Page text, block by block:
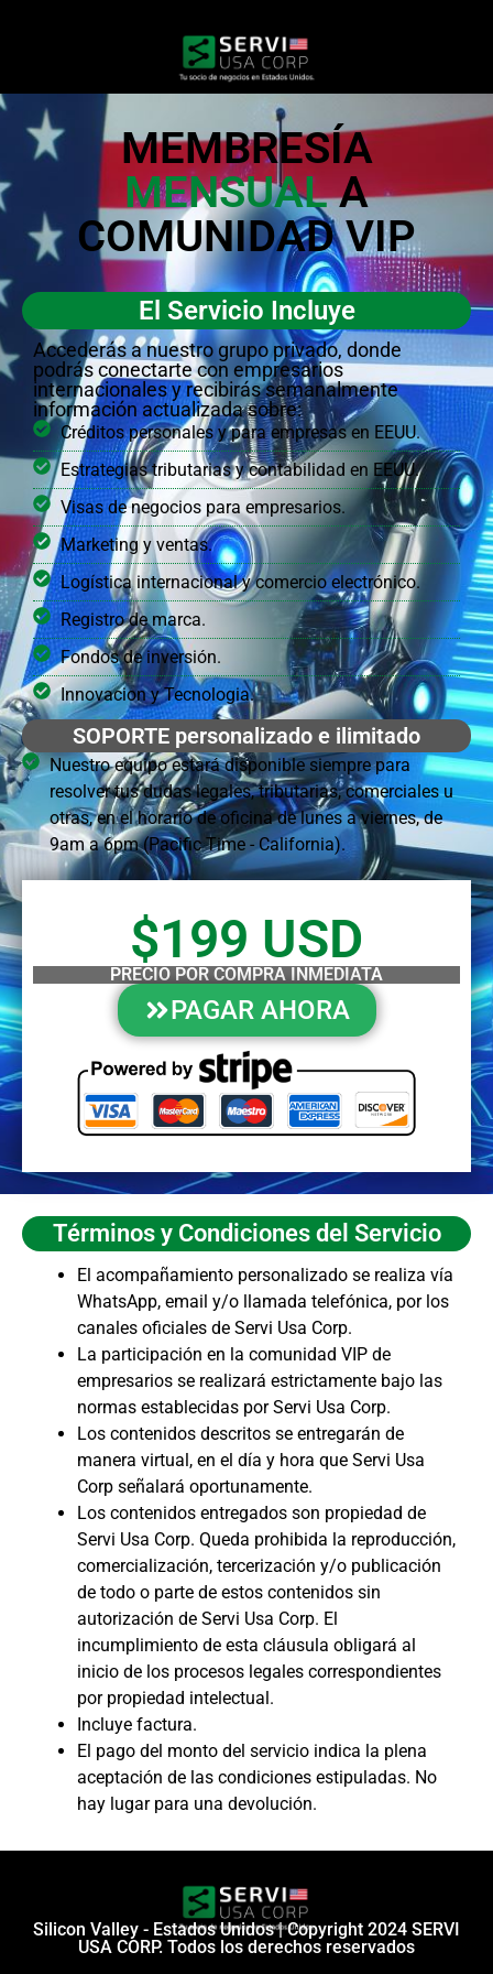
MEMBRESÍA
MENSUALA
COMUNIDAD VIP
El Servicio Incluye
Accederás a nuestro grupo privado, donde
podrás conectarte con empresarios
internacionales y recibirás semanalmente
información actualizada sobre:
Créditos personales y para empresas en EEUU.
Estrategias tributarias y contabilidad en EEUU.
Visas de negocios para empresarios.
Marketing y ventas.
Logística internacional y comercio electrónico.
Registro de marca.
Fondos de inversión.
Innovacion y Tecnologia.
SOPORTE personalizado e ilimitado
Nuestro equipo estará disponible siempre para
resolver tus dudas legales, tributarias, comerciales u
otras, en el horario de oficina de lunes a viernes, de
9am a 6pm (Pacific Time - California).
$199 USD
PRECIO POR COMPRA INMEDIATA
PAGAR AHORA
Términos y Condiciones del Servicio
El acompañamiento personalizado se realiza vía
WhatsApp, email y/o llamada telefónica, por los
canales oficiales de Servi Usa Corp.
La participación en la comunidad VIP de
empresarios se realizará estrictamente bajo las
normas establecidas por Servi Usa Corp.
Los contenidos descritos se entregarán de
manera virtual, en el día y hora que Servi Usa
Corp señalará oportunamente.
Los contenidos entregados son propiedad de
Servi Usa Corp. Queda prohibida la reproducción,
comercialización, tercerización y/o publicación
de todo o parte de estos contenidos sin
autorización de Servi Usa Corp. El
incumplimiento de esta cláusula obligará al
inicio de los procesos legales correspondientes
por propiedad intelectual.
Incluye factura.
El pago del monto del servicio indica la plena
aceptación de las condiciones estipuladas. No
hay lugar para una devolución.
Silicon Valley - Estados Unidos | Copyright 2024 SERVI
USA CORP. Todos los derechos reservados